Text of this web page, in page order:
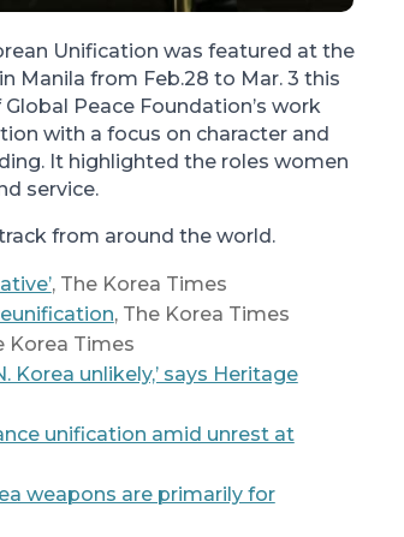
Unification was featured at the
Manila from Feb.28 to Mar. 3 this
Peace Foundation’s work
with a focus on character and
It highlighted the roles women
service.
from around the world.
, The Korea Times
, The Korea Times
Korea Times
Korea unlikely,’ says Heritage
unification amid unrest at
weapons are primarily for